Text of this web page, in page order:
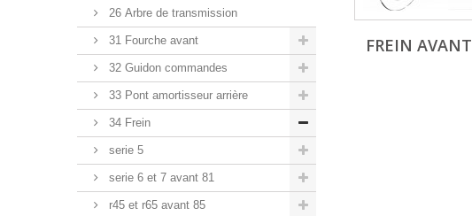
26 Arbre de transmission
31 Fourche avant
32 Guidon commandes
33 Pont amortisseur arrière
34 Frein
serie 5
serie 6 et 7 avant 81
r45 et r65 avant 85
FREIN AVANT